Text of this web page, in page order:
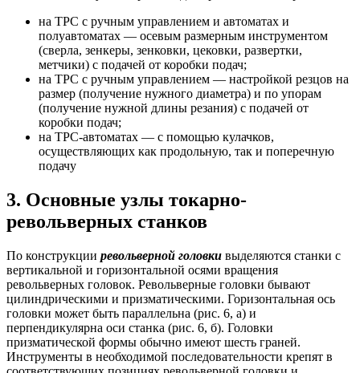
на ТРС с ручным управлением и автоматах и
полуавтоматах — осевым размерным инструментом
(сверла, зенкеры, зенковки, цековки, развертки,
метчики) с подачей от коробки подач;
на ТРС с ручным управлением — настройкой резцов на
размер (получение нужного диаметра) и по упорам
(получение нужной длины резания) с подачей от
коробки подач;
на ТРС-автоматах — с помощью кулачков,
осуществляющих как продольную, так и поперечную
подачу
3. Основные узлы токарно-
револьверных станков
По конструкции револьверной головки выделяются станки с
вертикальной и горизонтальной осями вращения
револьверных головок. Револьверные головки бывают
цилиндрическими и призматическими. Горизонтальная ось
головки может быть параллельна (рис. 6, а) и
перпендикулярна оси станка (рис. 6, б). Головки
призматической формы обычно имеют шесть граней.
Инструменты в необходимой последовательности крепят в